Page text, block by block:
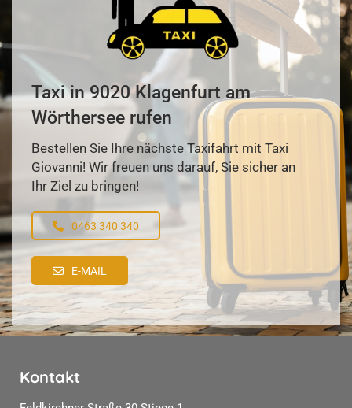
Taxi in 9020 Klagenfurt am
Wörthersee rufen
Bestellen Sie Ihre nächste Taxifahrt mit Taxi
Giovanni! Wir freuen uns darauf, Sie sicher an
Ihr Ziel zu bringen!
0463 340 340
E-MAIL
Kontakt